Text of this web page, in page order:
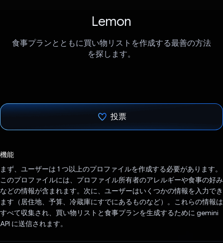
Lemon
食事プランとともに買い物リストを作成する最善の方法
を探します。
投票
機能
まず、ユーザーは 1 つ以上のプロファイルを作成する必要があります。
このプロファイルには、プロファイル所有者のアレルギーや食事の好み
などの情報が含まれます。次に、ユーザーはいくつかの情報を入力でき
ます（居住地、予算、冷蔵庫にすでにあるものなど）。これらの情報は
すべて収集され、買い物リストと食事プランを生成するために gemini
API に送信されます。